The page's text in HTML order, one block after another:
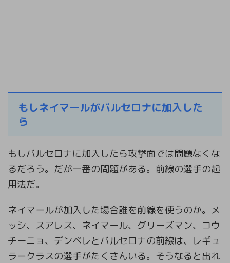
もしネイマールがバルセロナに加入した
ら
もしバルセロナに加入したら攻撃面では問題なくな
るだろう。だが一番の問題がある。前線の選手の起
用法だ。
ネイマールが加入した場合誰を前線を使うのか。メ
ッシ、スアレス、ネイマール、グリーズマン、コウ
チーニョ、デンベレとバルセロナの前線は、レギュ
ラークラスの選手がたくさんいる。そうなると出れ